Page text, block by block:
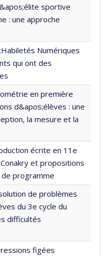
sportive
: une approche
Numériques
qui ont des
en première
d&apos;élèves : une
la mesure et la
écrite en 11e
et propositions
programme
de problèmes
du 3e cycle du
difficultés
figées